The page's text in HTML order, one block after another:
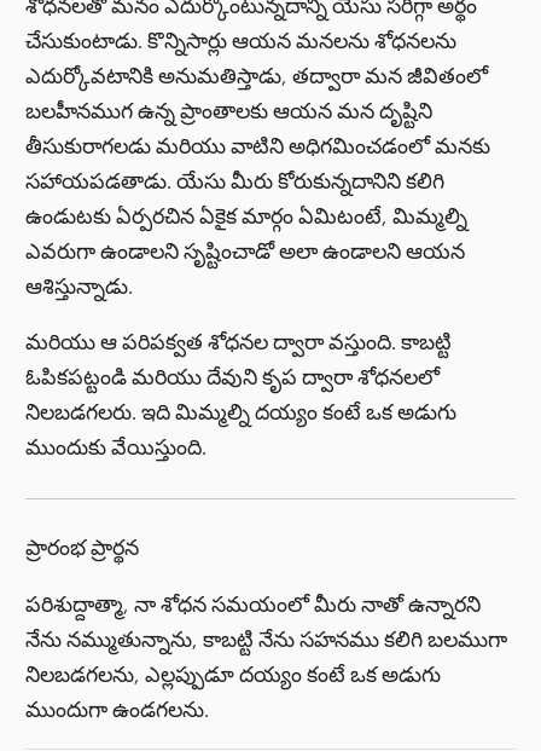
శోధనలతో మనం ఎదుర్కొంటున్నదాన్ని యేసు సరిగ్గా అర్థం
చేసుకుంటాడు. కొన్నిసార్లు ఆయన మనలను శోధనలను
ఎదుర్కోవటానికి అనుమతిస్తాడు, తద్వారా మన జీవితంలో
బలహీనముగ ఉన్న ప్రాంతాలకు ఆయన మన దృష్టిని
తీసుకురాగలడు మరియు వాటిని అధిగమించడంలో మనకు
సహాయపడతాడు. యేసు మీరు కోరుకున్నదానిని కలిగి
ఉండుటకు ఏర్పరచిన ఏకైక మార్గం ఏమిటంటే, మిమ్మల్ని
ఎవరుగా ఉండాలని సృష్టించాడో అలా ఉండాలని ఆయన
ఆశిస్తున్నాడు.
మరియు ఆ పరిపక్వత శోధనల ద్వారా వస్తుంది. కాబట్టి
ఓపికపట్టండి మరియు దేవుని కృప ద్వారా శోధనలలో
నిలబడగలరు. ఇది మిమ్మల్ని దయ్యం కంటే ఒక అడుగు
ముందుకు వేయిస్తుంది.
ప్రారంభ ప్రార్థన
పరిశుద్దాత్మా, నా శోధన సమయంలో మీరు నాతో ఉన్నారని
నేను నమ్ముతున్నాను, కాబట్టి నేను సహనము కలిగి బలముగా
నిలబడగలను, ఎల్లప్పుడూ దయ్యం కంటే ఒక అడుగు
ముందుగా ఉండగలను.